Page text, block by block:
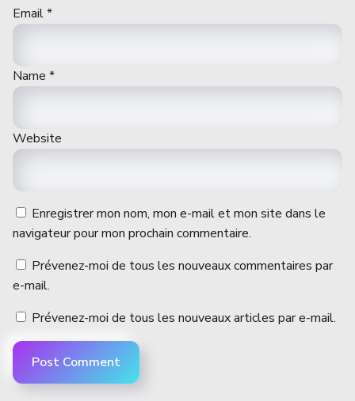
Email*
Name *
Website
Enregistrer mon nom, mon e-mail et mon site dans le
navigateur pour mon prochain commentaire.
Prévenez-moi de tous les nouveaux commentaires par
e-mail.
Prévenez-moi de tous les nouveaux articles par e-mail.